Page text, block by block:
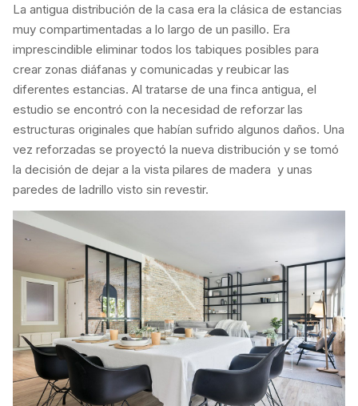
La antigua distribución de la casa era la clásica de estancias
muy compartimentadas a lo largo de un pasillo. Era
imprescindible eliminar todos los tabiques posibles para
crear zonas diáfanas y comunicadas y reubicar las
diferentes estancias. Al tratarse de una finca antigua, el
estudio se encontró con la necesidad de reforzar las
estructuras originales que habían sufrido algunos daños. Una
vez reforzadas se proyectó la nueva distribución y se tomó
la decisión de dejar a la vista pilares de madera y unas
paredes de ladrillo visto sin revestir.